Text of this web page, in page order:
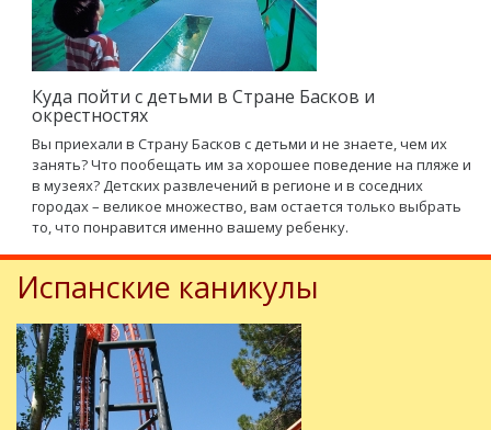
Куда пойти с детьми в Стране Басков и
окрестностях
Вы приехали в Страну Басков с детьми и не знаете, чем их
занять? Что пообещать им за хорошее поведение на пляже и
в музеях? Детских развлечений в регионе и в соседних
городах – великое множество, вам остается только выбрать
то, что понравится именно вашему ребенку.
Испанские каникулы